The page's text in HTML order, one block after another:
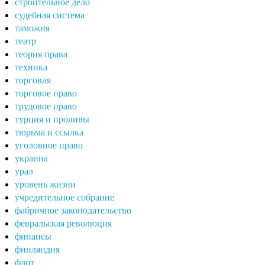
строительное дело
судебная система
таможня
театр
теория права
техника
торговля
торговое право
трудовое право
турция и проливы
тюрьма и ссылка
уголовное право
украина
урал
уровень жизни
учредительное собрание
фабричное законодательство
февральская революция
финансы
финляндия
флот